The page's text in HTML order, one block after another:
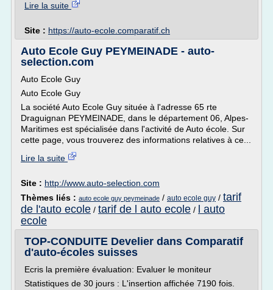
Lire la suite
Site : https://auto-ecole.comparatif.ch
Auto Ecole Guy PEYMEINADE - auto-
selection.com
Auto Ecole Guy
Auto Ecole Guy
La société Auto Ecole Guy située à l'adresse 65 rte
Draguignan PEYMEINADE, dans le département 06, Alpes-
Maritimes est spécialisée dans l'activité de Auto école. Sur
cette page, vous trouverez des informations relatives à ce...
Lire la suite
Site : http://www.auto-selection.com
Thèmes liés : auto ecole guy peymeinade / auto ecole guy / tarif
de l'auto ecole / tarif de l auto ecole /
l auto
ecole
TOP-CONDUITE Develier dans Comparatif
d'auto-écoles suisses
Ecris la première évaluation: Evaluer le moniteur
Statistiques de 30 jours : L'insertion affichée 7190 fois.